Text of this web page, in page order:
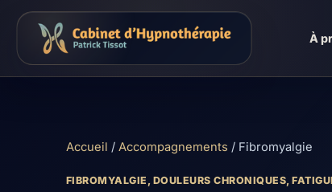
À
Accueil / Accompagnements / Fibromyalgie
FIBROMYALGIE, DOULEURS CHRONIQUES,